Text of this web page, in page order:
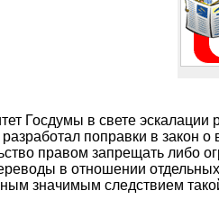
Госдумы в свете эскалации
поправки в закон
правом запрещать либо
в отношении
значимым следствием